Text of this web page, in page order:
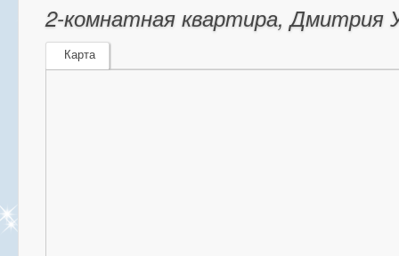
2-комнатная квартира, Дмитрия
Карта